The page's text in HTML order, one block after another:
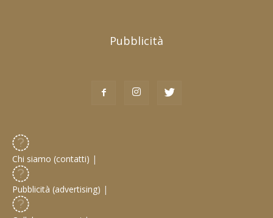
Pubblicità
Chi siamo (contatti) |
Pubblicità (advertising) |